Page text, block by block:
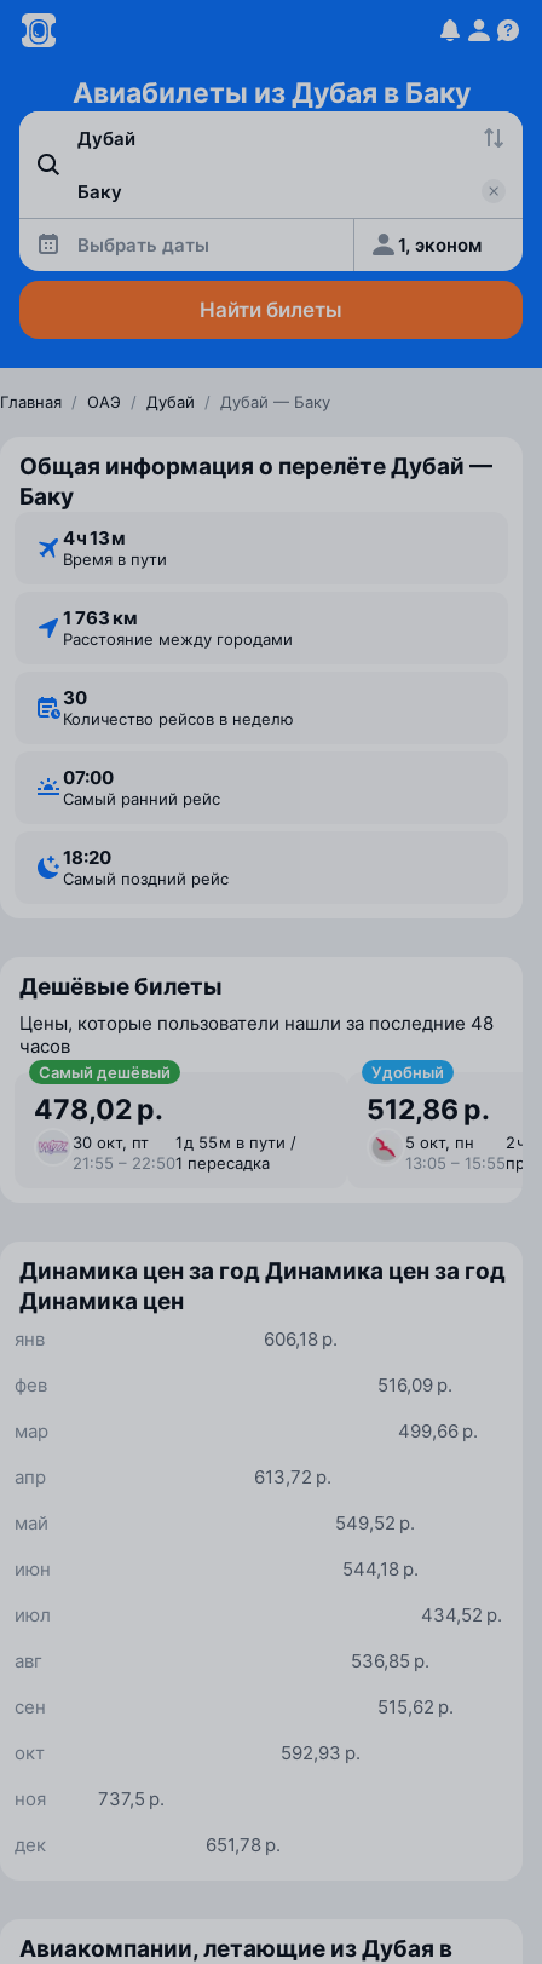
Авиабилеты из Дубая в Баку
Выбрать даты 1, эконом
Найти билеты
Главная / ОАЭ / Дубай / Дубай — Баку
Общая информация о перелёте Дубай —
Баку
4 ⁠ч 13 ⁠м
Время в пути
1 763 км
Расстояние между городами
30
Количество рейсов в неделю
07:00
Самый ранний рейс
18:20
Самый поздний рейс
Дешёвые билеты
Цены, которые пользователи нашли за последние 48
часов
Самый дешёвый
478,02 р.
30 окт, пт
21:55 – 22:50
1 ⁠д 55 ⁠м в пути /
1 пересадка
Удобный
512,86 р.
5 окт, пн
13:05 – 15:55
2 ⁠ч
Динамика цен за годДинамика цен за год
Динамика цен
606,18 р.
янв
516,09 р.
фев
499,66 р.
мар
613,72 р.
апр
549,52 р.
май
544,18 р.
июн
434,52 р.
июл
536,85 р.
авг
515,62 р.
сен
592,93 р.
окт
737,5 р.
ноя
651,78 р.
дек
Авиакомпании, летающие из Дубая в